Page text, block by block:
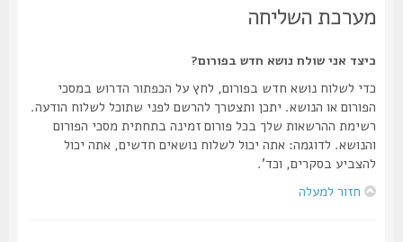
מערכת השליחה
כיצד אני שולח נושא חדש בפורום?
כדי לשלוח נושא חדש בפורום, לחץ על הכפתור הדרוש במסכי
הפורום או הנושא. יתכן ותצטרך להרשם לפני שתוכל לשלוח הודעה.
רשימת ההרשאות שלך בכל פורום זמינה בתחתית מסכי הפורום
והנושא. לדוגמה: אתה יכול לשלוח נושאים חדשים, אתה יכול
להצביע בסקרים, וכד'.
חזור למעלה